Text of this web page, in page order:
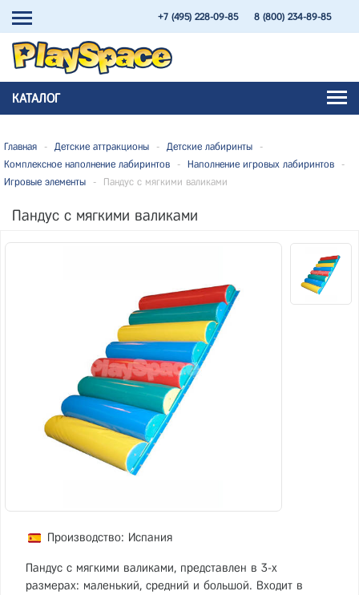
+7 (495) 228-09-85 8 (800) 234-89-85
КАТАЛОГ
Главная - Детские аттракционы - Детские лабиринты
-
Комплексное наполнение лабиринтов
- Наполнение игровых лабиринтов
-
Игровые элементы
- Пандус с мягкими валиками
Пандус с мягкими валиками
Производство: Испания
Пандус с мягкими валиками, представлен в 3-х
размерах: маленький, средний и большой. Входит в